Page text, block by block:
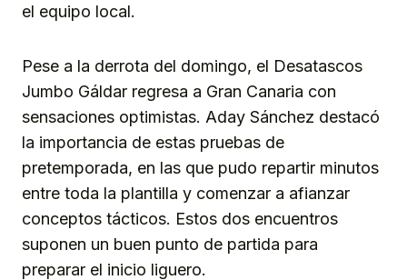
el equipo local.
Pese a la derrota del domingo, el Desatascos
Jumbo Gáldar regresa a Gran Canaria con
sensaciones optimistas. Aday Sánchez destacó
la importancia de estas pruebas de
pretemporada, en las que pudo repartir minutos
entre toda la plantilla y comenzar a afianzar
conceptos tácticos. Estos dos encuentros
suponen un buen punto de partida para
preparar el inicio liguero.